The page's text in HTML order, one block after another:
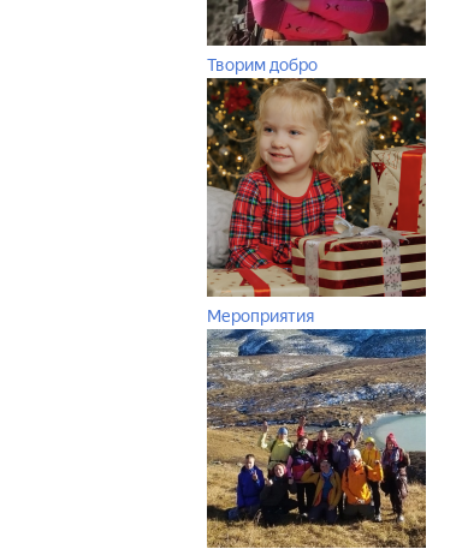
Творим добро
Мероприятия